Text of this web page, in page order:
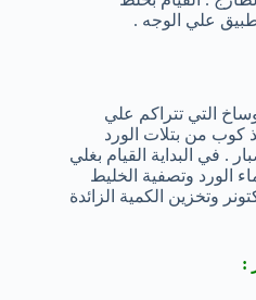
علي الوجه .
التي تتراكم علي
كوب من بتلات الورد
. في البداية القيام بغلي
الورد وتصفية الخليط
وتخزين الكمية الزائدة